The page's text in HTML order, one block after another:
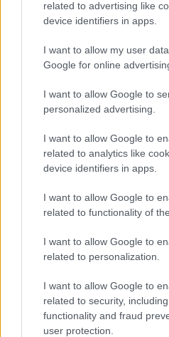
related to advertising like
device identifiers in apps.
I want to allow my user
Google for online
I want to allow Google to
personalized advertising.
I want to allow Google to
related to analytics like
device identifiers in apps.
I want to allow Google to
related to functionality of
I want to allow Google to
related to personalization.
I want to allow Google to
related to security,
functionality and fraud
user protection.
Iránytũ ecompass
Dolby mobile
Vibra jelzés alap
SIM típus nanoSIM
SIM-ek száma 2
Flight mode Van
Funkciók
PowerBank/
az esetben,
akkor 0 hely
kártyának,
foglalat lett